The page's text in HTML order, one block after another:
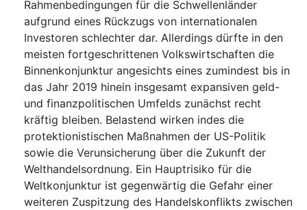
Rahmenbedingungen für die Schwellenländer
aufgrund eines Rückzugs von internationalen
Investoren schlechter dar. Allerdings dürfte in den
meisten fortgeschrittenen Volkswirtschaften die
Binnenkonjunktur angesichts eines zumindest bis in
das Jahr 2019 hinein insgesamt expansiven geld-
und finanzpolitischen Umfelds zunächst recht
kräftig bleiben. Belastend wirken indes die
protektionistischen Maßnahmen der US-Politik
sowie die Verunsicherung über die Zukunft der
Welthandelsordnung. Ein Hauptrisiko für die
Weltkonjunktur ist gegenwärtig die Gefahr einer
weiteren Zuspitzung des Handelskonflikts zwischen